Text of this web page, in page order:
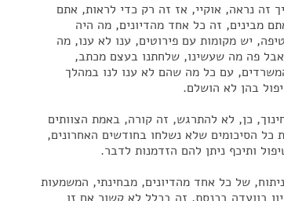
זה נראה, אוקיי, אז זה רק כדי לראות, אתם
מבינים, זה כל אחד מהדיונים, מה היה
יש מקומות עם פירוטים, ענו לא ענו, מה
פה מה שעשינו, שלחתנו בעצם מכתב,
עם כל מה שהם לא ענו לנו במהלך
בהן לא הושלם.
כן, לא להתרגש, זה קורה, באמת הצוותים
הסיכומים שלא נשלחו בחודשים האחרונים,
ותיכף ניתן להם הזדמנות לדבר.
כאלה של ניתוח, של כל אחד מהדיונים, מבחינתי, המשמעות